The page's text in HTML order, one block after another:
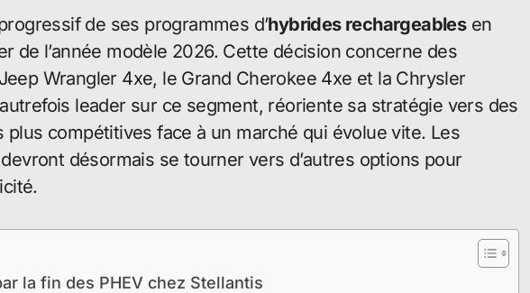
de ses programmes d’hybrides rechargeablesen
de l’année modèle 2026. Cette décision concerne des
Wrangler 4xe, le Grand Cherokee 4xe et la Chrysler
leader sur ce segment, réoriente sa stratégie vers des
compétitives face à un marché qui évolue vite. Les
désormais se tourner vers d’autres options pour
la fin des PHEV chez Stellantis